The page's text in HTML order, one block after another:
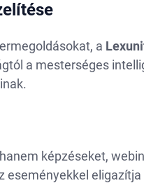
a
a mesterséges
képzéseket,
eseményekkel